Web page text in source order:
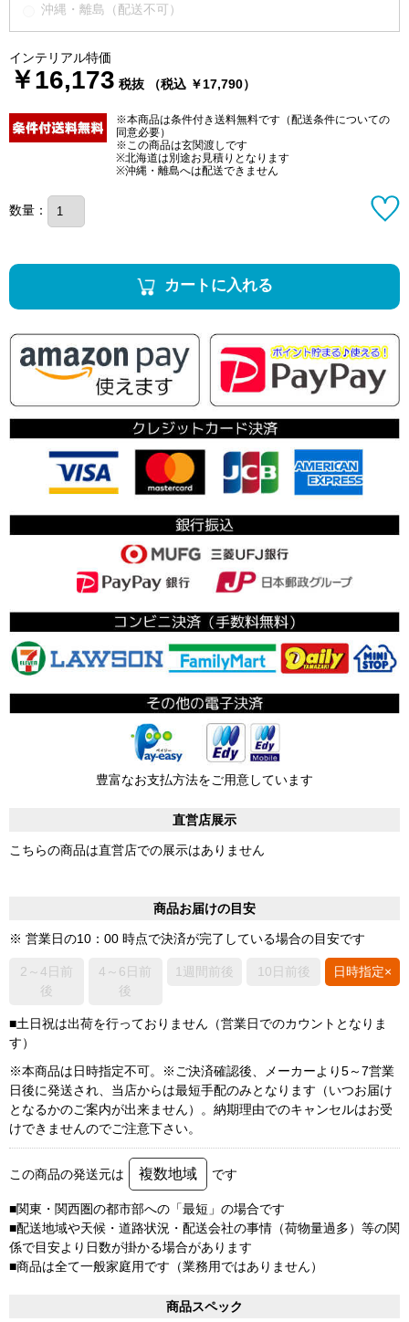
沖縄・離島（配送不可）
インテリアル特価
￥16,173 税抜 （税込 ￥17,790）
※本商品は条件付き送料無料です（配送条件についての
同意必要）
※この商品は玄関渡しです
※北海道は別途お見積りとなります
※沖縄・離島へは配送できません
数量：
カートに入れる
豊富なお支払方法をご用意しています
直営店展示
こちらの商品は直営店での展示はありません
商品お届けの目安
※ 営業日の10：00 時点で決済が完了している場合の目安です
2～4日前
後
4～6日前
後
1週間前後 10日前後 日時指定×
■土日祝は出荷を行っておりません（営業日でのカウントとなりま
す）
※本商品は日時指定不可。※ご決済確認後、メーカーより5～7営業
日後に発送され、当店からは最短手配のみとなります（いつお届け
となるかのご案内が出来ません）。納期理由でのキャンセルはお受
けできませんのでご注意下さい。
この商品の発送元は 複数地域 です
■関東・関西圏の都市部への「最短」の場合です
■配送地域や天候・道路状況・配送会社の事情（荷物量過多）等の関
係で目安より日数が掛かる場合があります
■商品は全て一般家庭用です（業務用ではありません）
商品スペック